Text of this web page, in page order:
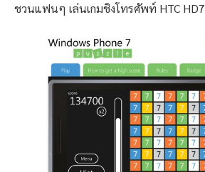
ชวนแฟนๆ เล่นเกมชิงโทรศัพท์ HTC HD7